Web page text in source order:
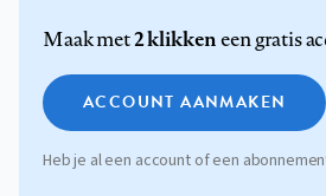
Maak met2 klikkeneen gratis
ACCOUNT AANMAKEN
Heb je al een account of een